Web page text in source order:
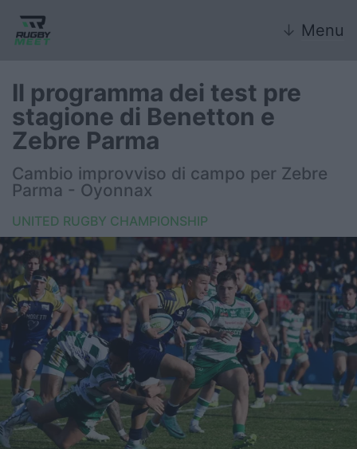
↓ Menu
Nazionale
Nazionali giovanili
Rugby Sevens
FIR
Internazionale
6 Nazioni
United Rugby Championship
Top14
Premiership
Il programma dei test pre
stagione di Benetton e
Zebre Parma
Cambio improvviso di campo per Zebre
Parma - Oyonnax
UNITED RUGBY CHAMPIONSHIP